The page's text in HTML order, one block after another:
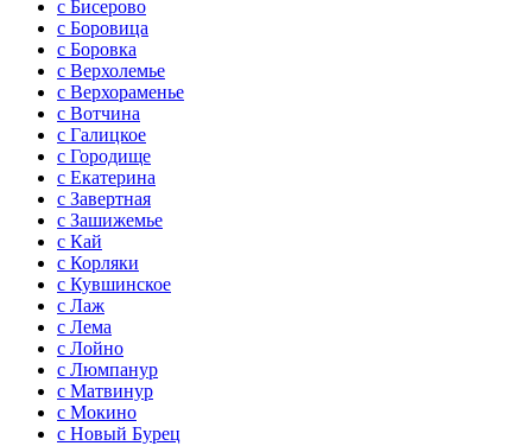
с Бисерово
с Боровица
с Боровка
с Верхолемье
с Верхораменье
с Вотчина
с Галицкое
с Городище
с Екатерина
с Завертная
с Зашижемье
с Кай
с Корляки
с Кувшинское
с Лаж
с Лема
с Лойно
с Люмпанур
с Матвинур
с Мокино
с Новый Бурец